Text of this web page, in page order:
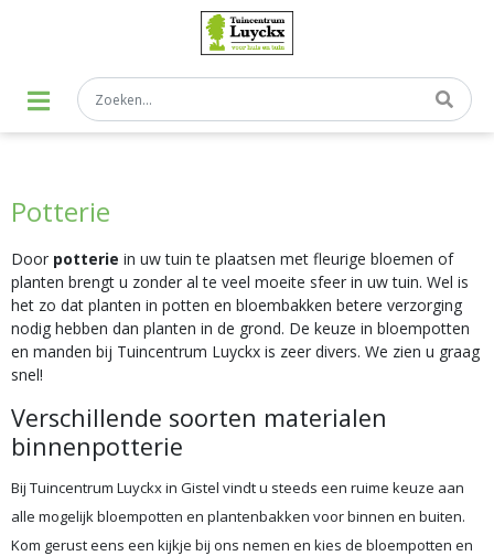
Potterie
Door potterie in uw tuin te plaatsen met fleurige bloemen of
planten brengt u zonder al te veel moeite sfeer in uw tuin. Wel is
het zo dat planten in potten en bloembakken betere verzorging
nodig hebben dan planten in de grond. De keuze in bloempotten
en manden bij Tuincentrum Luyckx is zeer divers. We zien u graag
snel!
Verschillende soorten materialen
binnenpotterie
Bij Tuincentrum Luyckx in Gistel vindt u steeds een ruime keuze aan
alle mogelijk bloempotten en plantenbakken voor binnen en buiten.
Kom gerust eens een kijkje bij ons nemen en kies de bloempotten en